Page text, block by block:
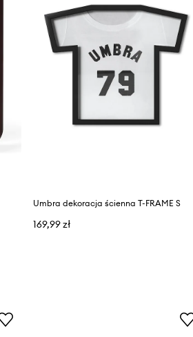
Umbra dekoracja ścienna T-FRAME S
169,99 zł